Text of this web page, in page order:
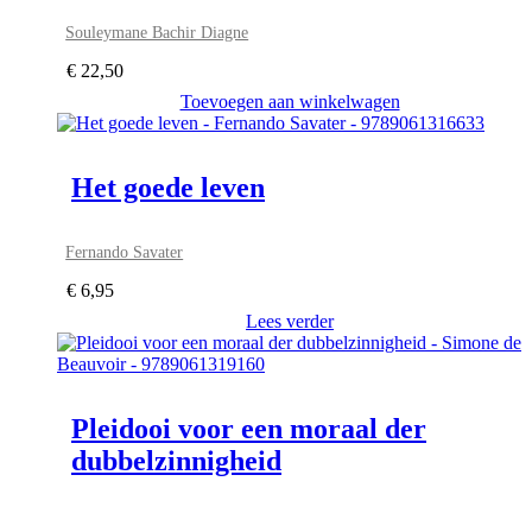
Souleymane Bachir Diagne
€ 22,50
Toevoegen aan winkelwagen
Het goede leven
Fernando Savater
€ 6,95
Lees verder
Pleidooi voor een moraal der
dubbelzinnigheid